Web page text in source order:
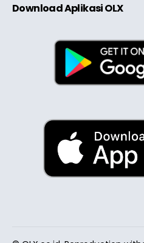
Download Aplikasi OLX